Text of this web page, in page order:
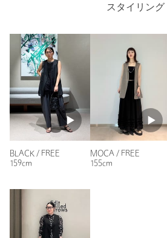
スタイリング
BLACK / FREE
159cm
MOCA / FREE
155cm